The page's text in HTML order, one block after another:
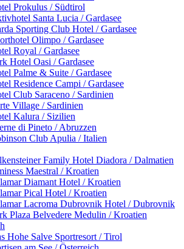
Prokulus / Südtirol
Santa Lucia / Gardasee
Sporting Club Hotel / Gardasee
Olimpo / Gardasee
Royal / Gardasee
Hotel Oasi / Gardasee
Palme & Suite / Gardasee
Residence Campi / Gardasee
Club Saraceno / Sardinien
Village / Sardinien
Kalura / Sizilien
di Pineto / Abruzzen
Club Apulia / Italien
Family Hotel Diadora / Dalmatien
Maestral / Kroatien
Diamant Hotel / Kroatien
Pical Hotel / Kroatien
Lacroma Dubrovnik Hotel / Dubrovnik
Plaza Belvedere Medulin / Kroatien
Hohe Salve Sportresort / Tirol